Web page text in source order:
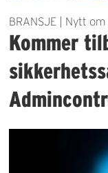
BRANSJE | Nytt om
Kommer